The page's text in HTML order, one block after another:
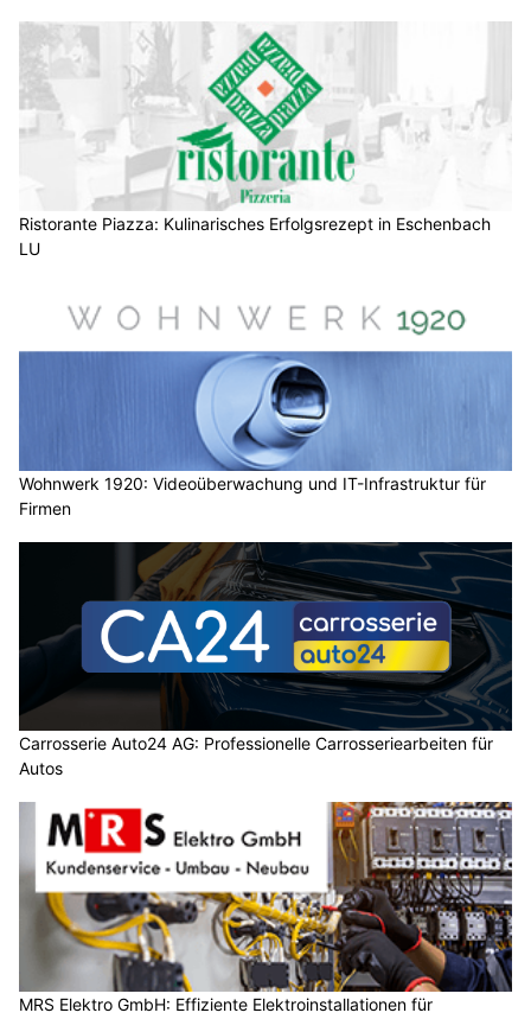
Ristorante Piazza: Kulinarisches Erfolgsrezept in Eschenbach
LU
Wohnwerk 1920: Videoüberwachung und IT-Infrastruktur für
Firmen
Carrosserie Auto24 AG: Professionelle Carrosseriearbeiten für
Autos
MRS Elektro GmbH: Effiziente Elektroinstallationen für